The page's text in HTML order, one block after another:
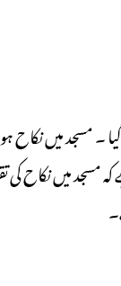
میں نکاح ہوا
میں نکاح کی